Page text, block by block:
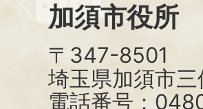
加須市役所
〒347-8501
埼玉県加須市
電話番号：